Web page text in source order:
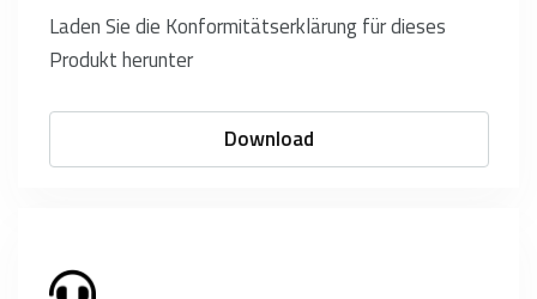
Laden Sie die Konformitätserklärung für dieses
Produkt herunter
Download